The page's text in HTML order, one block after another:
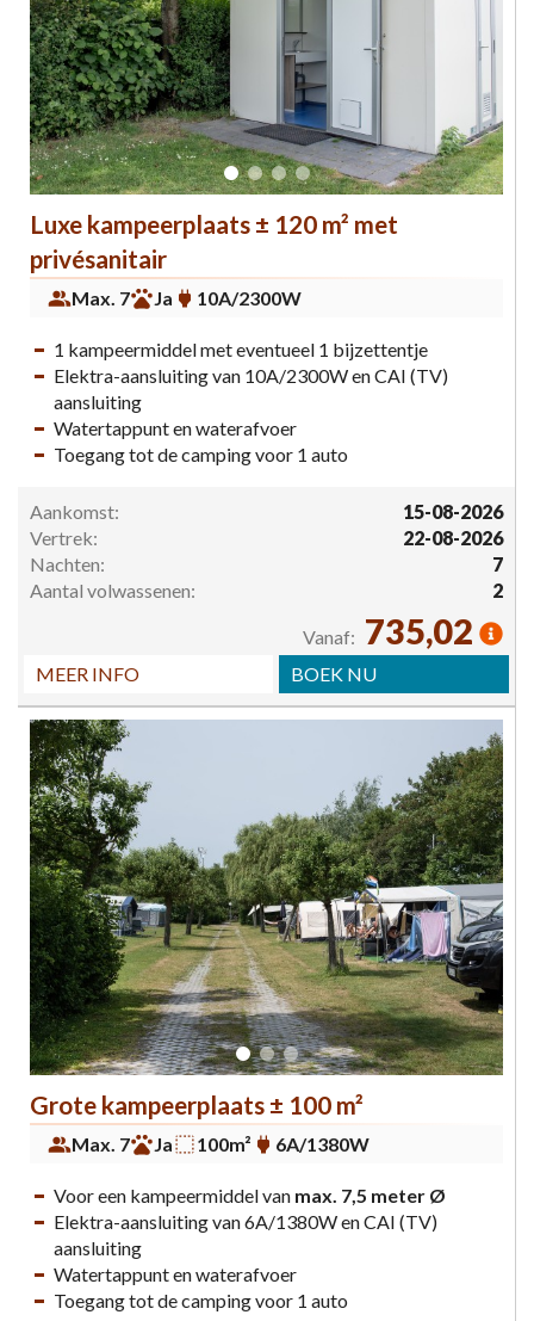
Luxe kampeerplaats ± 120 m² met
privésanitair
Max. 7 Ja 10A/2300W
1 kampeermiddel met eventueel 1 bijzettentje
Elektra-aansluiting van 10A/2300W en CAI (TV)
aansluiting
Watertappunt en waterafvoer
Toegang tot de camping voor 1 auto
Aankomst:
15-08-2026
Vertrek:
22-08-2026
Nachten:
7
Aantal volwassenen:
2
Vanaf: 735,02
MEER INFO BOEK NU
Grote kampeerplaats ± 100 m²
Max. 7 Ja 100m² 6A/1380W
Voor een kampeermiddel van max. 7,5 meter Ø
Elektra-aansluiting van 6A/1380W en CAI (TV)
aansluiting
Watertappunt en waterafvoer
Toegang tot de camping voor 1 auto